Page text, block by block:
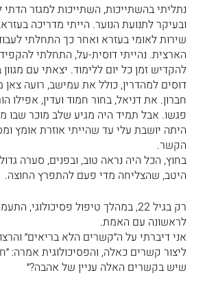
נתליתי בהשתייכות, השתייכות למגזר הדתי
ובעיקר לתנועת הנוער. הייתי מדריכה
שירות לאומי בעזרא ואחר כך התחלתי
הארצית. נהייתי דוסית-על, התחלתי
להקדיש זמן כל יום ללימוד. יצאתי עם מגוון
דוסים למהדרין, כולל את עמישב, רועה צאן
חברון. את דניאל, בחור חמוד ועדין, אפילו
פגשו. אבל תמיד היה מגיע שלב מוכר שבו
היתה יושבת עלי עד שהייתי אוזרת אומץ
הקשר.
בחוץ, הכל היה נראה טוב, ובפנים, סערה
היטב, שהצליחה מדי פעם להתפרץ החוצה.
רק בגיל 22, במהלך טיפול פסיכולוגי,
לראשונה עם האמת.
אני דיברתי על ה״קשרים הלא בריאים״
ליצור קשרים כאלה, והפסיכולוגית אמרה:
שיש בקשרים האלה עניין של אהבה?״